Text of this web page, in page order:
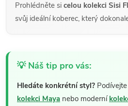
Prohlédněte si celou kolekci Sisi
svůj ideální koberec, který
💡 Náš tip pro vás:
Hledáte konkrétní styl?
kolekci Maya nebo moderní